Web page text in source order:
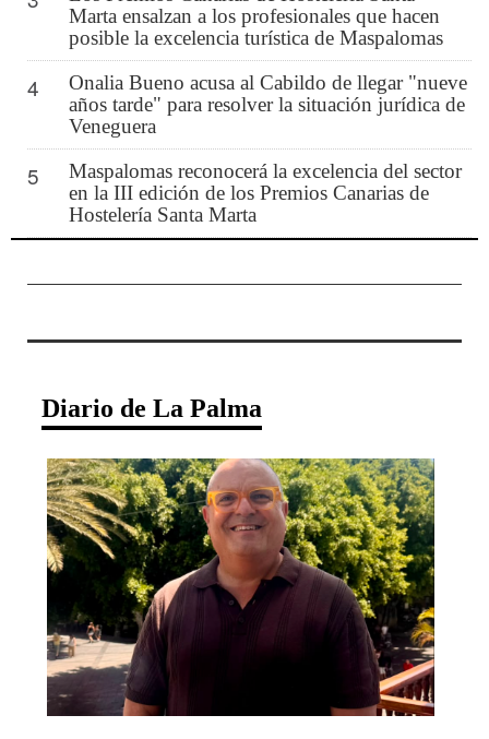
Marta ensalzan a los profesionales que hacen
posible la excelencia turística de Maspalomas
4
Onalia Bueno acusa al Cabildo de llegar "nueve
años tarde" para resolver la situación jurídica de
Veneguera
5
Maspalomas reconocerá la excelencia del sector
en la III edición de los Premios Canarias de
Hostelería Santa Marta
Diario de La Palma